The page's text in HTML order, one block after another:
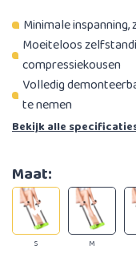
Minimale inspanning,
Moeiteloos
compressiekousen
Volledig
te nemen
Bekijk alle
Maat:
S M